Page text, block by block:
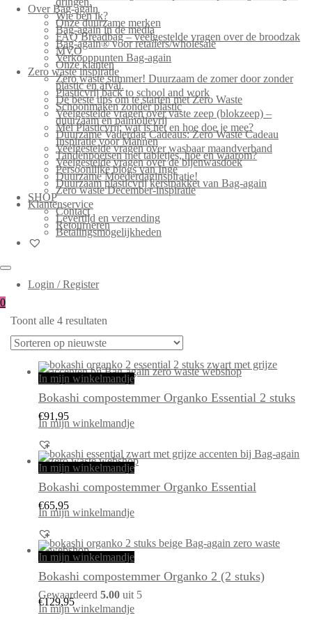
Over Bag-again
Wie ben ik?
Onze duurzame merken
Bag-again in de media
FAQ Breadbag – veelgestelde vragen over de broodzak
Bag-again® voor retailers/wholesale
MVO
Verkooppunten Bag-again
Onze klanten
Zero waste inspiratie
Zero waste summer! Duurzaam de zomer door zonder
plastic en afval.
Plasticvrij back to school and work
De beste tips om te starten met Zero Waste
Schoonmaken zonder plastic
Veelgestelde vragen over vaste zeep (blokzeep) –
duurzaam en palmolievrij
Mei Plasticvrij: wat is het en hoe doe je mee?
Duurzame Vaderdag Cadeaus: Zero Waste Cadeau
Inspiratie voor Mannen
Veelgestelde vragen over wasbaar maandverband
Tandenpoetsen met tabletjes, hoe en waarom?
Veelgestelde vragen over de bijenwasdoek
Persoonlijke blogs van Inge
Duurzame Moederdaginspiratie!
Duurzaam plasticvrij kerstpakket van Bag-again
Zero waste December-inspiratie
SHOP
Klantenservice
Contact
Levertijd en verzending
Retourneren
Betalingsmogelijkheden
Login / Register
0
Toont alle 4 resultaten
op
nieuwste
In mijn winkelmandje
Bokashi compostemmer Organko Essential 2 stuks
€91,95
In mijn winkelmandje
Dit
product
heeft
meerdere
variaties.
Deze
optie
kan
gekozen
worden
de
productpagina
In mijn winkelmandje
Bokashi compostemmer Organko Essential
€65,95
In mijn winkelmandje
Dit
product
heeft
meerdere
variaties.
Deze
optie
kan
gekozen
worden
op
In mijn winkelmandje
Bokashi compostemmer Organko 2 (2 stuks)
Gewaardeerd 5.00 uit 5
€129,95
In mijn winkelmandje